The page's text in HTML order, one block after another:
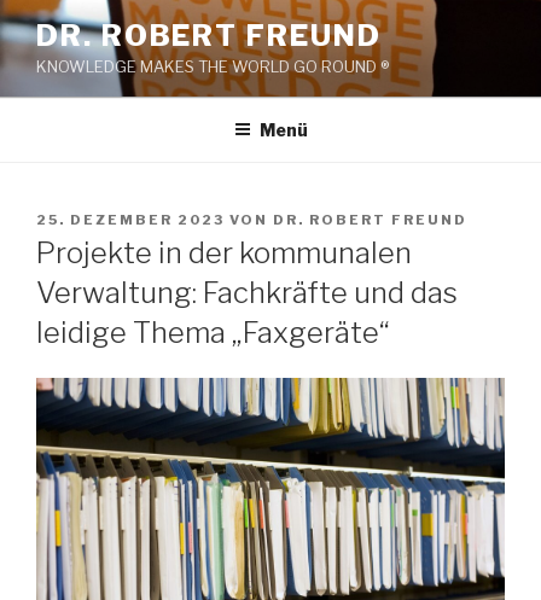
Zum
Inhalt
springen
DR. ROBERT FREUND
KNOWLEDGE MAKES THE WORLD GO ROUND ®
Menü
VERÖFFENTLICHT
AM
25. DEZEMBER 2023 VON DR. ROBERT FREUND
Projekte in der kommunalen
Verwaltung: Fachkräfte und das
leidige Thema „Faxgeräte“